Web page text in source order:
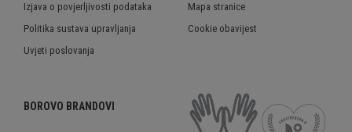
Izjava o povjerljivosti podataka
Politika sustava upravljanja
Uvjeti poslovanja
Mapa stranice
Cookie obavijest
BOROVO BRANDOVI